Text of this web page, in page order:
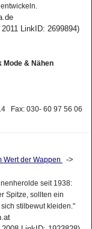
LinkID: 2699894)
Mode & Nähen
Fax: 030- 60 97 56 06
Wert der Wappen
->
seit 1938:
Spitze, sollten ein
stilbewut kleiden."